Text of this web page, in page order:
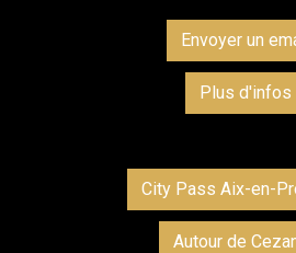
Envoyer un
Plus d'infos
City Pass Aix-en-
Autour de